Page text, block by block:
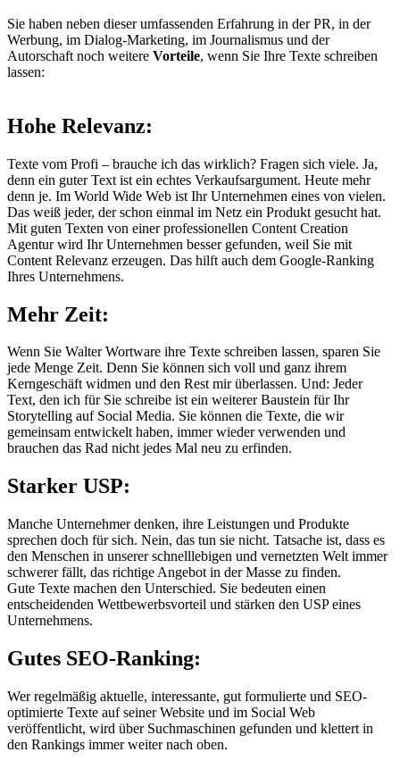
Sie haben neben dieser umfassenden Erfahrung in der PR, in der
Werbung, im Dialog-Marketing, im Journalismus und der
Autorschaft noch weitere Vorteile, wenn Sie Ihre Texte schreiben
lassen:
Hohe Relevanz:
Texte vom Profi – brauche ich das wirklich? Fragen sich viele. Ja,
denn ein guter Text ist ein echtes Verkaufsargument. Heute mehr
denn je. Im World Wide Web ist Ihr Unternehmen eines von vielen.
Das weiß jeder, der schon einmal im Netz ein Produkt gesucht hat.
Mit guten Texten von einer professionellen Content Creation
Agentur wird Ihr Unternehmen besser gefunden, weil Sie mit
Content Relevanz erzeugen. Das hilft auch dem Google-Ranking
Ihres Unternehmens.
Mehr Zeit:
Wenn Sie Walter Wortware ihre Texte schreiben lassen, sparen Sie
jede Menge Zeit. Denn Sie können sich voll und ganz ihrem
Kerngeschäft widmen und den Rest mir überlassen. Und: Jeder
Text, den ich für Sie schreibe ist ein weiterer Baustein für Ihr
Storytelling auf Social Media. Sie können die Texte, die wir
gemeinsam entwickelt haben, immer wieder verwenden und
brauchen das Rad nicht jedes Mal neu zu erfinden.
Starker USP:
Manche Unternehmer denken, ihre Leistungen und Produkte
sprechen doch für sich. Nein, das tun sie nicht. Tatsache ist, dass es
den Menschen in unserer schnelllebigen und vernetzten Welt immer
schwerer fällt, das richtige Angebot in der Masse zu finden.
Gute Texte machen den Unterschied. Sie bedeuten einen
entscheidenden Wettbewerbsvorteil und stärken den USP eines
Unternehmens.
Gutes SEO-Ranking:
Wer regelmäßig aktuelle, interessante, gut formulierte und SEO-
optimierte Texte auf seiner Website und im Social Web
veröffentlicht, wird über Suchmaschinen gefunden und klettert in
den Rankings immer weiter nach oben.